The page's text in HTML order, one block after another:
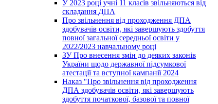
У 2023 році учні 11 класів звільняються від
складання ДПА
Про звільнення від проходження ДПА
здобувачів освіти, які завершують здобуття
повної загальної середньої освіти у
2022/2023 навчальному році
ЗУ Про внесення змін до деяких законів
України щодо державної підсумкової
атестації та вступної кампанії 2024
Наказ "Про звільнення від проходження
ДПА здобувачів освіти, які завершують
здобуття початкової, базової та повної